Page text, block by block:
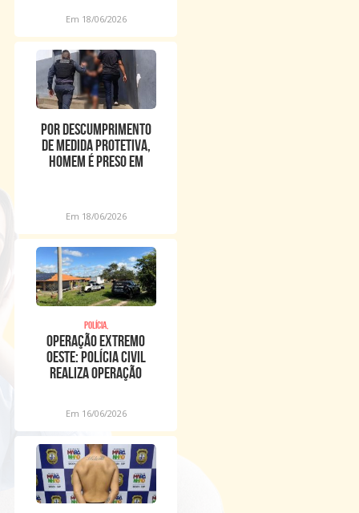
Em 18/06/2026
POR DESCUMPRIMENTO
DE MEDIDA PROTETIVA,
HOMEM É PRESO EM
Em 18/06/2026
Polícia,
OPERAÇÃO EXTREMO
OESTE: POLÍCIA CIVIL
REALIZA OPERAÇÃO
Em 16/06/2026